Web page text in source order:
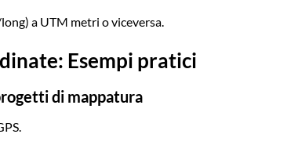
a UTM metri o viceversa.
Esempi pratici
di mappatura